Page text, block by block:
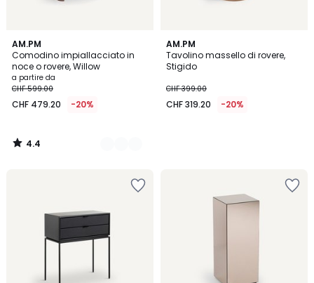
AM.PM
Comodino impiallacciato in
noce o rovere, Willow
a partire da
CHF 599.00
CHF 479.20 -20%
4.4
/ 5
2
Colori
4.4
/
AM.PM
Tavolino massello di rovere,
Stigido
CHF 399.00
CHF 319.20 -20%